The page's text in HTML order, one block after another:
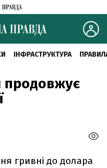
ІНФРАСТРУКТУРА
продовжує
гривні до долара